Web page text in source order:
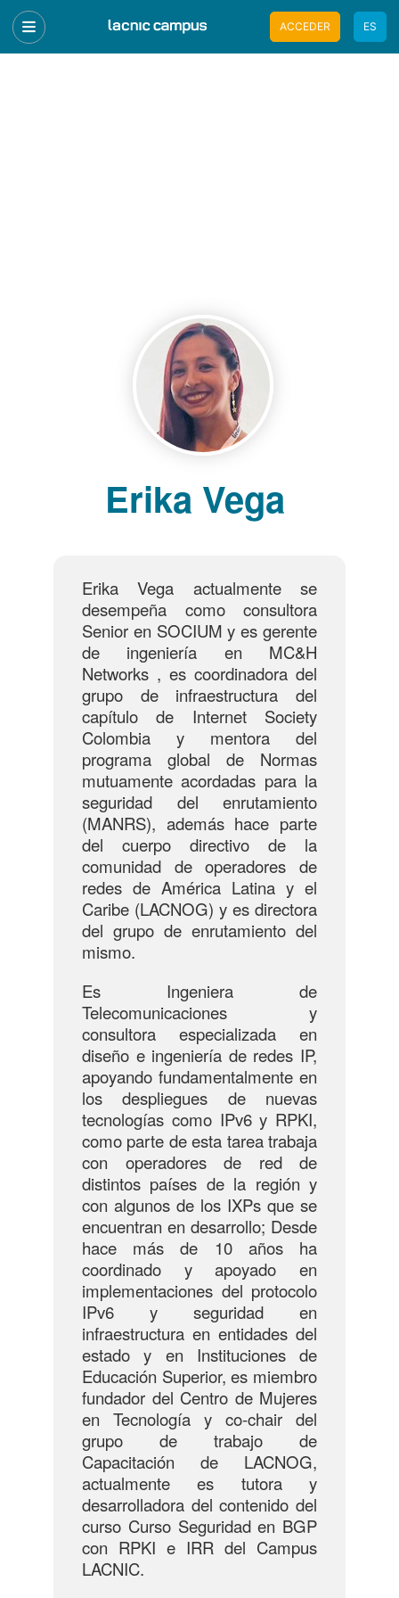
ACCEDER ES
Erika Vega
Erika Vega actualmente se
desempeña como consultora
Senior en SOCIUM y es gerente
de ingeniería en MC&H
Networks , es coordinadora del
grupo de infraestructura del
capítulo de Internet Society
Colombia y mentora del
programa global de Normas
mutuamente acordadas para la
seguridad del enrutamiento
(MANRS), además hace parte
del cuerpo directivo de la
comunidad de operadores de
redes de América Latina y el
Caribe (LACNOG) y es directora
del grupo de enrutamiento del
mismo.
Es Ingeniera de
Telecomunicaciones y
consultora especializada en
diseño e ingeniería de redes IP,
apoyando fundamentalmente en
los despliegues de nuevas
tecnologías como IPv6 y RPKI,
como parte de esta tarea trabaja
con operadores de red de
distintos países de la región y
con algunos de los IXPs que se
encuentran en desarrollo; Desde
hace más de 10 años ha
coordinado y apoyado en
implementaciones del protocolo
IPv6 y seguridad en
infraestructura en entidades del
estado y en Instituciones de
Educación Superior, es miembro
fundador del Centro de Mujeres
en Tecnología y co-chair del
grupo de trabajo de
Capacitación de LACNOG,
actualmente es tutora y
desarrolladora del contenido del
curso Curso Seguridad en BGP
con RPKI e IRR del Campus
LACNIC.